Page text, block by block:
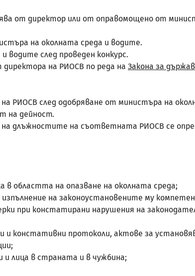
от директор или от оправомощено от
на околната среда и водите.
след проведен конкурс.
на РИОСВ по реда на Закона за
РИОСВ след одобряване от министъра на
на дейност.
на длъжностите на съответната РИОСВ се
в областта на опазване на околната среда;
на законоустановените му
при констатирани нарушения на
констативни протоколи, актове за
и лица в страната и в чужбина;